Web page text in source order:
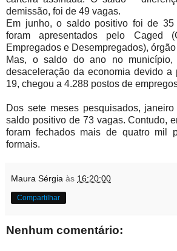
demissão, foi de 49 vagas.
Em junho, o saldo positivo foi de 35
foram apresentados pelo Caged
Empregados e Desempregados),
Mas, o saldo do ano no município,
desaceleração da economia devido a
19, chegou a 4.288 postos de
Dos sete meses pesquisados,
saldo positivo de 73 vagas. Contudo,
foram fechados mais de quatro mil
formais.
Maura Sérgia às 16:20:00
Compartilhar
Nenhum comentário: